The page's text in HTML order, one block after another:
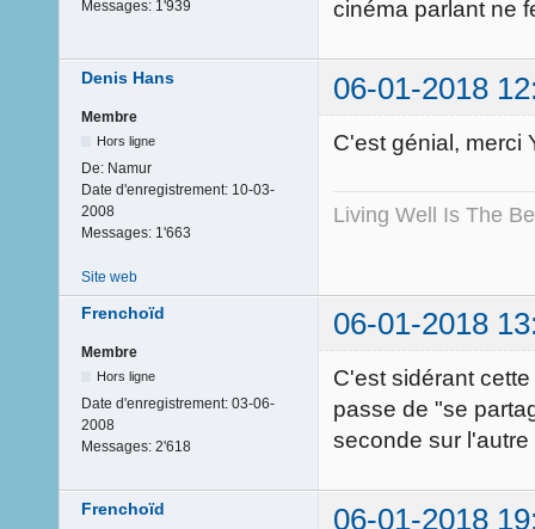
Messages: 1'939
cinéma parlant ne
Denis Hans 06-01-2018
Membre
Hors ligne
De: Namur
Date d'enregistrement: 10-03-
2008
Messages: 1'663
C'est génial, merci
Living Well Is The
Site web
Frenchoïd 06-01-2018
Membre
Hors ligne
Date d'enregistrement: 03-06-
2008
Messages: 2'618
C'est sidérant
passe de "se
seconde sur
Frenchoïd 06-01-2018